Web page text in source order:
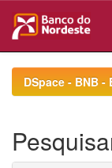
navigationDSpace - BNB